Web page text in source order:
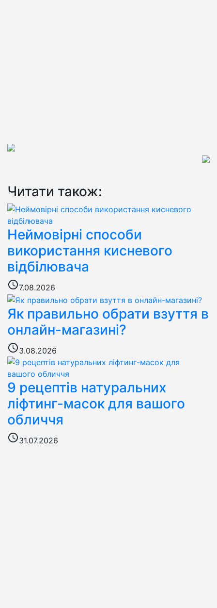
Читати також:
Неймовірні способи
використання кисневого
відбілювача
access_time7.08.2026
Як правильно обрати взуття в
онлайн-магазині?
access_time3.08.2026
9 рецептів натуральних
ліфтинг-масок для вашого
обличчя
access_time31.07.2026